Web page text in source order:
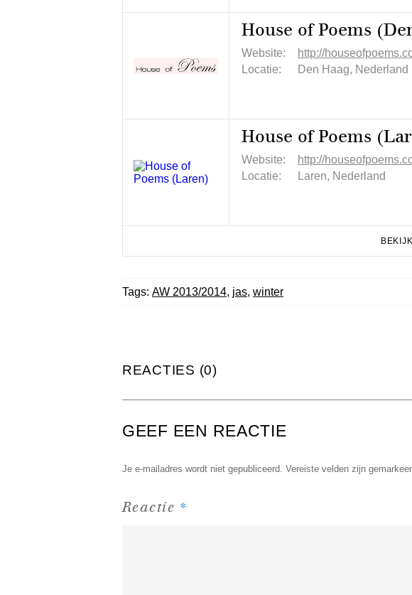
House of Poems
Website:
http://
Locatie:
Den Haag, Nederland
House of Poems
Website:
http://
Locatie:
Laren, Nederland
Tags: AW 2013/2014, jas, winter
REACTIES (0)
GEEF EEN REACTIE
Je e-mailadres wordt niet gepubliceerd. Vereiste velden zijn
Reactie *